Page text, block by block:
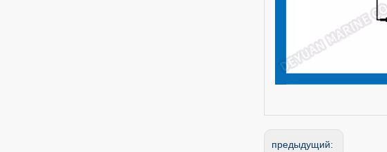
предыдущий: